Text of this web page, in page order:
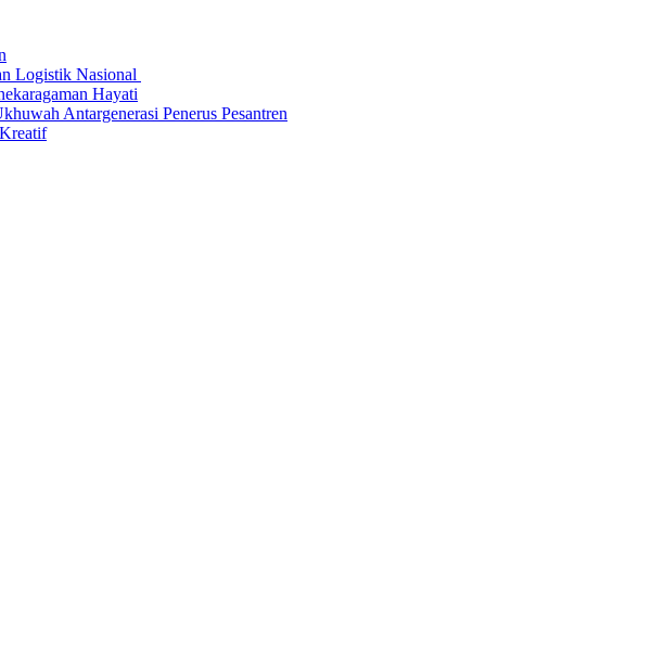
Logistik Nasional
Hayati
Antargenerasi Penerus Pesantren